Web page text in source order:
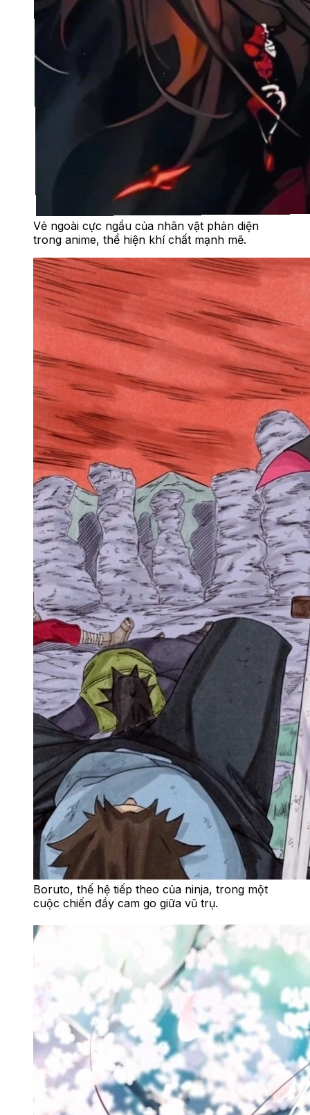
Vẻ ngoài cực ngầu của nhân vật phản diện
trong anime, thể hiện khí chất mạnh mẽ.
Boruto, thế hệ tiếp theo của ninja, trong một
cuộc chiến đầy cam go giữa vũ trụ.